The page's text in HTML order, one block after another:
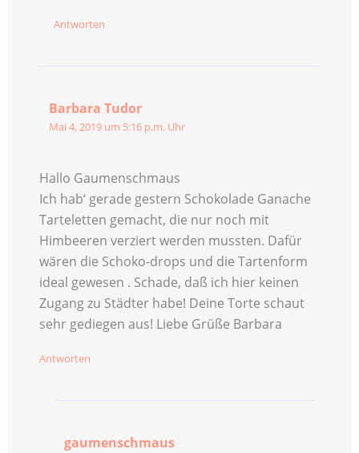
Antworten
Barbara Tudor
Mai 4, 2019 um 5:16 p.m. Uhr
Hallo Gaumenschmaus
Ich hab‘ gerade gestern Schokolade Ganache
Tarteletten gemacht, die nur noch mit
Himbeeren verziert werden mussten. Dafür
wären die Schoko-drops und die Tartenform
ideal gewesen . Schade, daß ich hier keinen
Zugang zu Städter habe! Deine Torte schaut
sehr gediegen aus! Liebe Grüße Barbara
Antworten
gaumenschmaus